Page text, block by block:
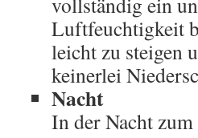
Luftfeuchtigkeit
leicht zu steigen
keinerlei
Nacht
In der Nacht